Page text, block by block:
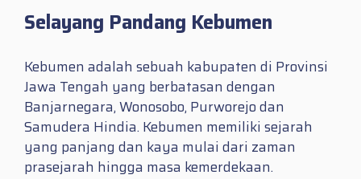
Selayang Pandang Kebumen
Kebumen adalah sebuah kabupaten di Provinsi
Jawa Tengah yang berbatasan dengan
Banjarnegara, Wonosobo, Purworejo dan
Samudera Hindia. Kebumen memiliki sejarah
yang panjang dan kaya mulai dari zaman
prasejarah hingga masa kemerdekaan.